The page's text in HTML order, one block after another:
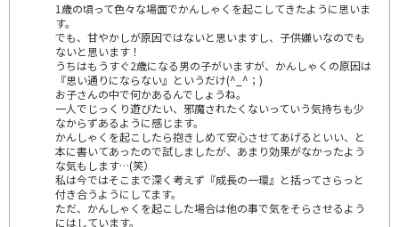
1歳の頃って色々な場面でかんしゃくを起こしてきたように思いま
す。
でも、甘やかしが原因ではないと思いますし、子供嫌いなのでも
ないと思います！
うちはもうすぐ2歳になる男の子がいますが、かんしゃくの原因は
『思い通りにならない』というだけ(^_^；)
お子さんの中で何かあるんでしょうね。
一人でじっくり遊びたい、邪魔されたくないっていう気持ちも少
なからずあるように感じます。
かんしゃくを起こしたら抱きしめて安心させてあげるといい、と
本に書いてあったので試しましたが、あまり効果がなかったよう
な気もします…(笑）
私は今ではそこまで深く考えず『成長の一環』と括ってさらっと
付き合うようにしてます。
ただ、かんしゃくを起こした場合は他の事で気をそらさせるよう
にはしています。